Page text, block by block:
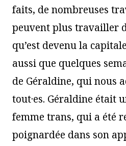
faits, de nombreuses
peuvent plus travailler
qu’est devenu la
aussi que quelques
de Géraldine, qui nous
tout·es. Géraldine était
femme trans, qui a été
poignardée dans son